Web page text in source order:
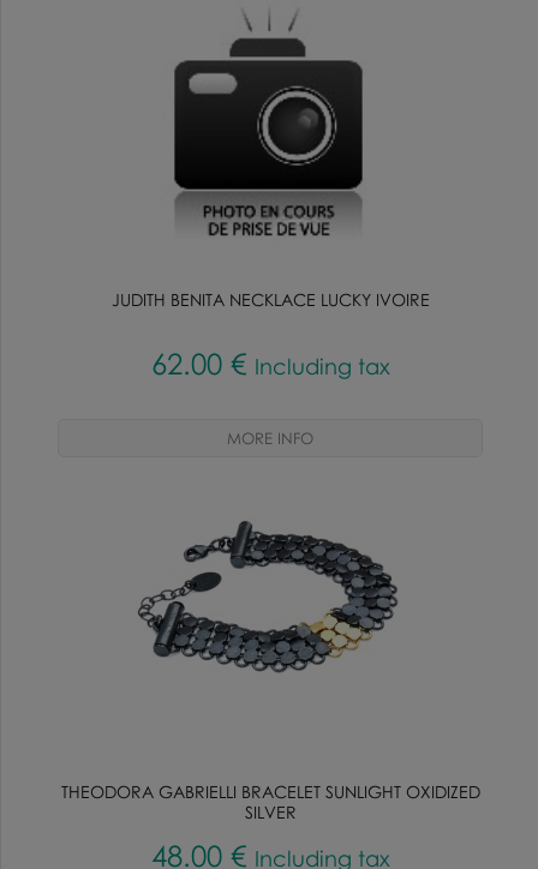
JUDITH BENITA NECKLACE LUCKY IVOIRE
62.00 € Including tax
THEODORA GABRIELLI BRACELET SUNLIGHT OXIDIZED
SILVER
48.00 € Including tax